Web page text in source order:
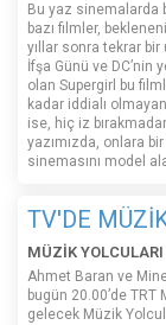
Bu yaz sinemalarda
bazı filmler,
yıllar sonra tekrar bir
İfşa Günü ve DC’nin
olan Supergirl bu
kadar iddialı
ise, hiç iz
yazımızda, onlara
sinemasını model
TV'DE
MÜZİK YOLCULARI
Ahmet Baran ve
bugün 20.00’de
gelecek Müzik